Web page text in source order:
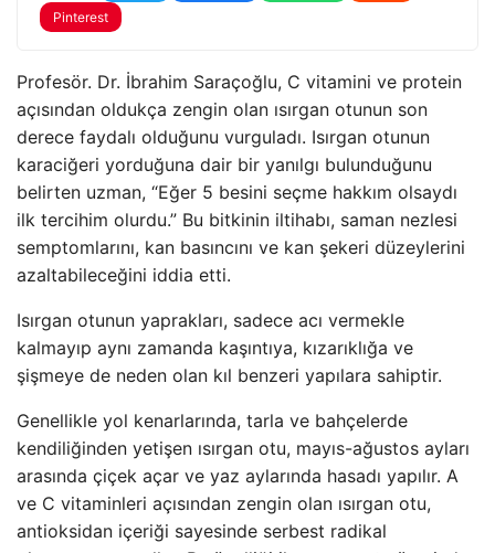
Pinterest
Profesör. Dr. İbrahim Saraçoğlu, C vitamini ve protein
açısından oldukça zengin olan ısırgan otunun son
derece faydalı olduğunu vurguladı. Isırgan otunun
karaciğeri yorduğuna dair bir yanılgı bulunduğunu
belirten uzman, “Eğer 5 besini seçme hakkım olsaydı
ilk tercihim olurdu.” Bu bitkinin iltihabı, saman nezlesi
semptomlarını, kan basıncını ve kan şekeri düzeylerini
azaltabileceğini iddia etti.
Isırgan otunun yaprakları, sadece acı vermekle
kalmayıp aynı zamanda kaşıntıya, kızarıklığa ve
şişmeye de neden olan kıl benzeri yapılara sahiptir.
Genellikle yol kenarlarında, tarla ve bahçelerde
kendiliğinden yetişen ısırgan otu, mayıs-ağustos ayları
arasında çiçek açar ve yaz aylarında hasadı yapılır. A
ve C vitaminleri açısından zengin olan ısırgan otu,
antioksidan içeriği sayesinde serbest radikal